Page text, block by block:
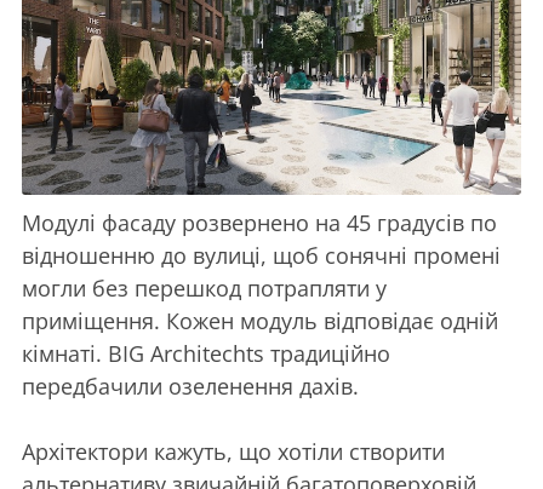
Модулі фасаду розвернено на 45 градусів по
відношенню до вулиці, щоб сонячні промені
могли без перешкод потрапляти у
приміщення. Кожен модуль відповідає одній
кімнаті. BIG Architechts традиційно
передбачили озеленення дахів.
Архітектори кажуть, що хотіли створити